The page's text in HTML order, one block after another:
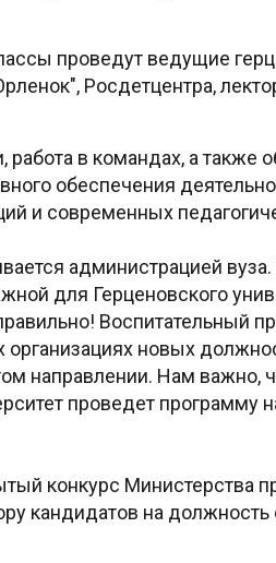
проведут ведущие
Росдетцентра,
в командах, а также
обеспечения
и современных
администрацией
для Герценовского
Воспитательный
новых
направлении. Нам
проведет программу
конкурс
кандидатов на